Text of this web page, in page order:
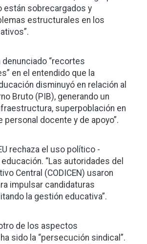
están sobrecargados y
estructurales en los
denunciado “recortes
en el entendido que la
disminuyó en relación al
Bruto (PIB), generando un
superpoblación en
personal docente y de apoyo”.
rechaza el uso político -
“Las autoridades del
Central (CODICEN) usaron
impulsar candidaturas
la gestión educativa”.
de los aspectos
sido la “persecución sindical”.